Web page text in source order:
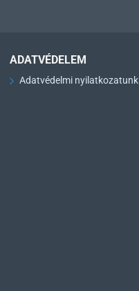
ADATVÉDELEM
Adatvédelmi nyilatkozatunk